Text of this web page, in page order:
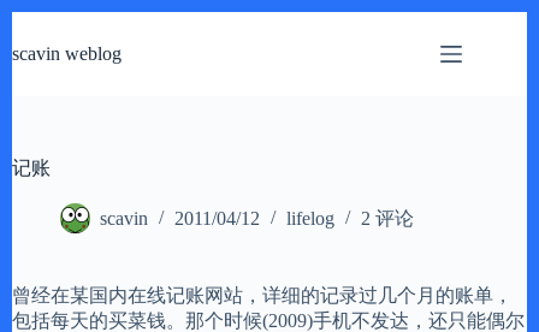
过
scavin weblog
记账
scavin 2011/04/12 lifelog 2 评论
曾经在某国内在线记账网站，详细的记录过几个月的账单，
包括每天的买菜钱。那个时候(2009)手机不发达，还只能偶尔